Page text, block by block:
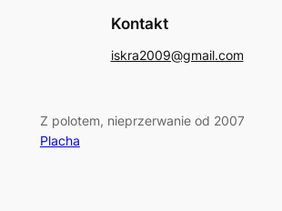
Kontakt
iskra2009@gmail.com
Z polotem, nieprzerwanie od 2007
Placha